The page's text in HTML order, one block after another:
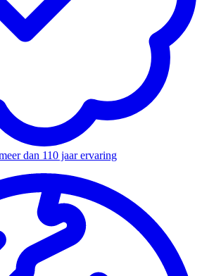
dan 110 jaar ervaring